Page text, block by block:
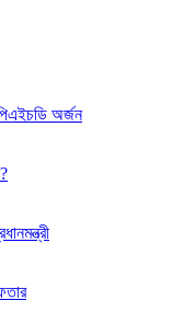
অর্জন